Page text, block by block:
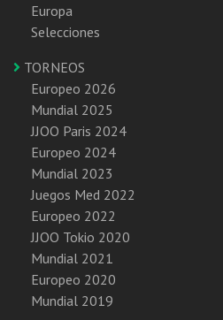
Europa
Selecciones
TORNEOS
Europeo 2026
Mundial 2025
JJOO Paris 2024
Europeo 2024
Mundial 2023
Juegos Med 2022
Europeo 2022
JJOO Tokio 2020
Mundial 2021
Europeo 2020
Mundial 2019